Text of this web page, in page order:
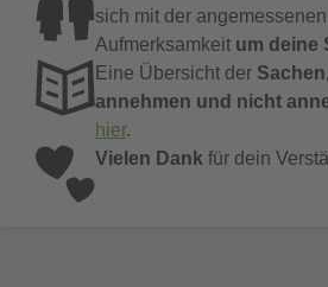
sich mit der angemessenen
Aufmerksamkeit um deine
Eine Übersicht der
annehmen und nicht
hier.
Vielen Dank für dein